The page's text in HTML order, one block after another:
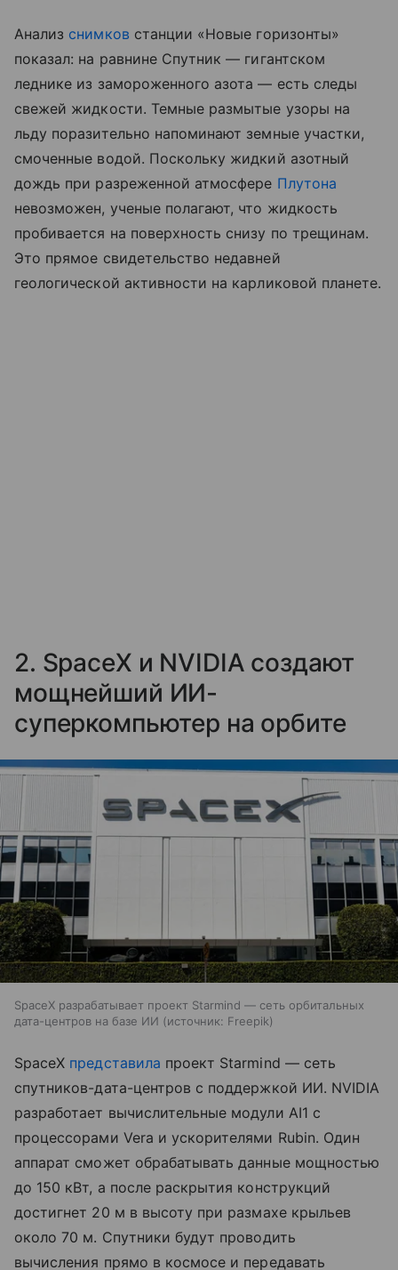
Анализ снимков станции «Новые горизонты»
показал: на равнине Спутник — гигантском
леднике из замороженного азота — есть следы
свежей жидкости. Темные размытые узоры на
льду поразительно напоминают земные участки,
смоченные водой. Поскольку жидкий азотный
дождь при разреженной атмосфере Плутона
невозможен, ученые полагают, что жидкость
пробивается на поверхность снизу по трещинам.
Это прямое свидетельство недавней
геологической активности на карликовой планете.
2. SpaceX и NVIDIA создают
мощнейший ИИ-
суперкомпьютер на орбите
SpaceX разрабатывает проект Starmind — сеть орбитальных
дата-центров на базе ИИ
источник: Freepik
SpaceX представила проект Starmind — сеть
спутников-дата-центров с поддержкой ИИ. NVIDIA
разработает вычислительные модули AI1 с
процессорами Vera и ускорителями Rubin. Один
аппарат сможет обрабатывать данные мощностью
до 150 кВт, а после раскрытия конструкций
достигнет 20 м в высоту при размахе крыльев
около 70 м. Спутники будут проводить
вычисления прямо в космосе и передавать